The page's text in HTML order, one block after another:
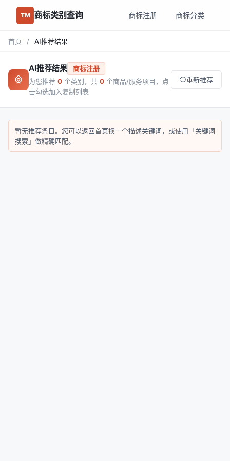
TM 商标类别查询 商标注册 商标分类
首页 / AI推荐结果
AI推荐结果
商标注册
为您推荐 0 个类别，共 0 个商品/服务项目，点
击勾选加入复制列表
重新推荐
暂无推荐条目。您可以返回首页换一个描述关键词，或使用「关键词
搜索」做精确匹配。